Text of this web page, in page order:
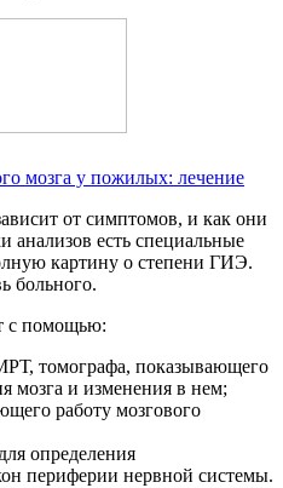
мозга у пожилых: лечение
от симптомов, и как они
анализов есть специальные
картину о степени ГИЭ.
больного.
с помощью:
томографа, показывающего
мозга и изменения в нем;
работу мозгового
определения
периферии нервной системы.